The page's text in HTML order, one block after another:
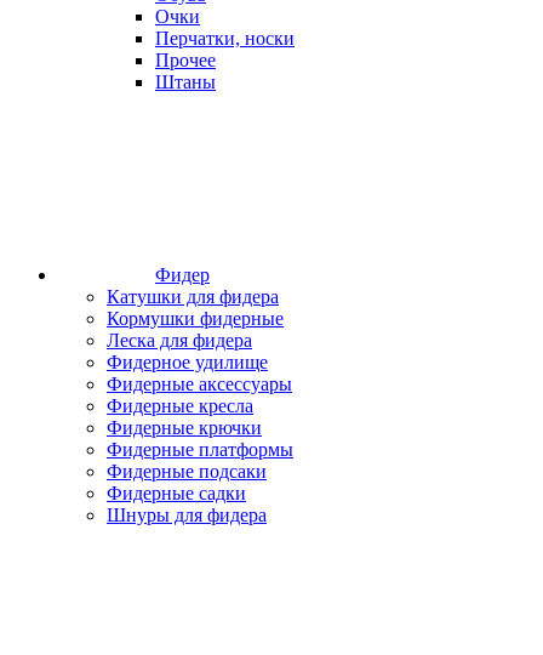
Очки
Перчатки, носки
Прочее
Штаны
Фидер
Катушки для фидера
Кормушки фидерные
Леска для фидера
Фидерное удилище
Фидерные аксессуары
Фидерные кресла
Фидерные крючки
Фидерные платформы
Фидерные подсаки
Фидерные садки
Шнуры для фидера